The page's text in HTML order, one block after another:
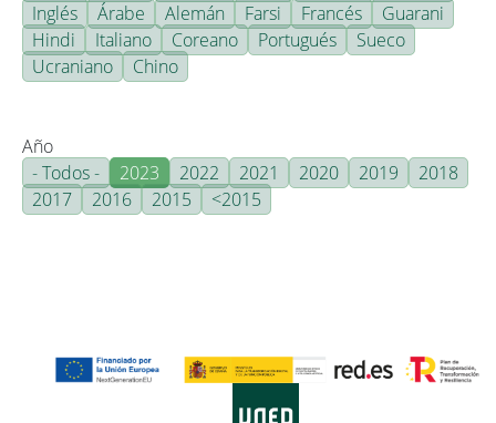
Inglés
Árabe Alemán Farsi Francés
Guarani
Hindi
Italiano Coreano Portugués
Sueco
Ucraniano
Chino
Año
- Todos -
2023 2022 2021 2020 2019
2018
2017
2016 2015 <2015